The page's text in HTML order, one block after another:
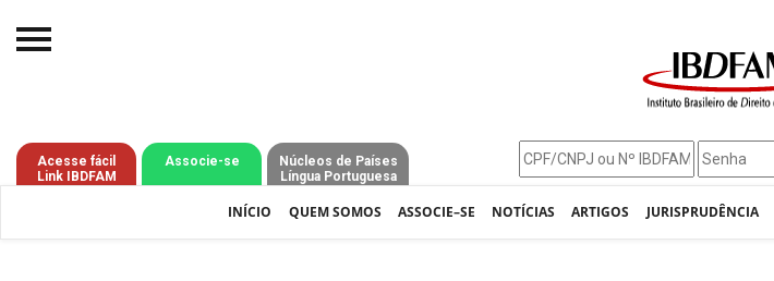
Acesse fácil
Link IBDFAM
Associe-se
Núcleos de Países
Língua Portuguesa
INÍCIO QUEM SOMOS ASSOCIE–SE NOTÍCIAS ARTIGOS JURISPRUDÊNCIA
O IBDFAM
Notícias